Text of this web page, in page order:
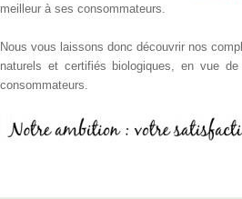
meilleur à ses consommateurs.
Nous vous laissons donc découvrir nos
naturels et certifiés biologiques, en vue
consommateurs.